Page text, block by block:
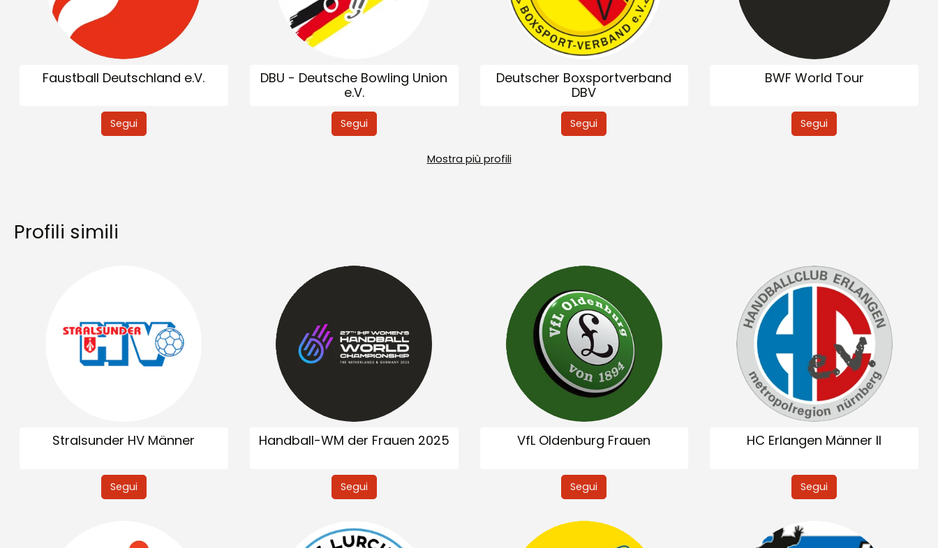
Faustball Deutschland e.V.
Segui
DBU - Deutsche Bowling Union
e.V.
Segui
Deutscher Boxsportverband
DBV
Segui
BWF World Tour
Segui
Mostra più profili
Profili simili
Stralsunder HV Männer
Segui
Handball-WM der Frauen 2025
Segui
VfL Oldenburg Frauen
Segui
HC Erlangen Männer II
Segui